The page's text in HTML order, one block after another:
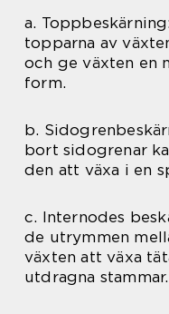
a.
topparna av
och ge växten en
form.
b.
bort sidogrenar
den att växa i en
c. Internodes
de utrymmen
växten att växa
utdragna stammar.